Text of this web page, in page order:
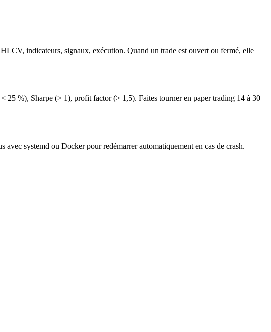
indicateurs, signaux, exécution. Quand un trade est ouvert ou fermé, elle
25 %), Sharpe (> 1), profit factor (> 1,5). Faites tourner en paper trading 14 à 30
systemd ou Docker pour redémarrer automatiquement en cas de crash.